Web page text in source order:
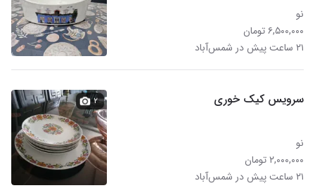
نو
۶,۵۰۰,۰۰۰ تومان
۲۱ ساعت پیش در شمس‌آباد
سرویس کیک خوری
نو
۲,۰۰۰,۰۰۰ تومان
۲۱ ساعت پیش در شمس‌آباد
۲